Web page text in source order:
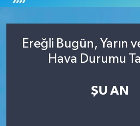
Ereğli Bugün, Yarın
Hava Durumu
ŞU AN
Bilim ve Teknoloji
Tüm Manşetler